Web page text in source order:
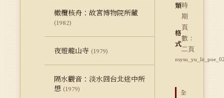
橄欖核舟：故宮博物院所藏
(1982)
夜遊龍山寺 (1979)
隔水觀音：淡水回台北途中所
想 (1979)
類時
期
格
式
頁
數：
二頁
全